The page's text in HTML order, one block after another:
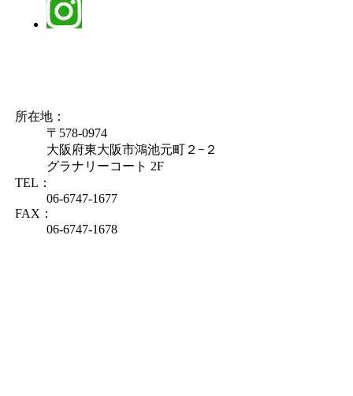
所在地：
〒578-0974
大阪府東大阪市鴻池元町２−２
グラナリーコート 2F
TEL：
06-6747-1677
FAX：
06-6747-1678